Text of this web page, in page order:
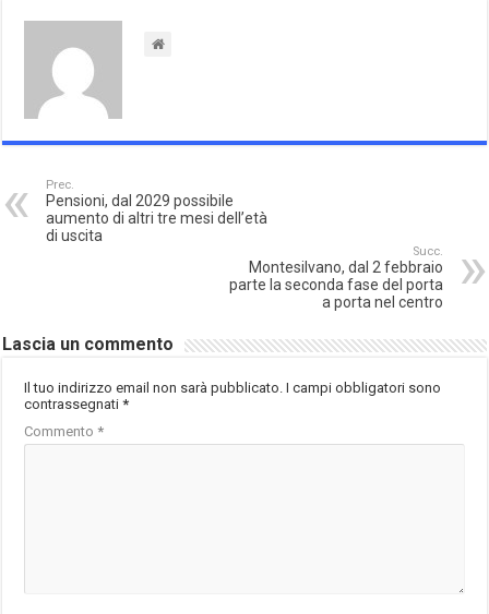
Prec.
Pensioni, dal 2029 possibile
aumento di altri tre mesi dell’età
di uscita
Succ.
Montesilvano, dal 2 febbraio
parte la seconda fase del porta
a porta nel centro
Lascia un commento
Il tuo indirizzo email non sarà pubblicato. I campi obbligatori sono
contrassegnati*
Commento*